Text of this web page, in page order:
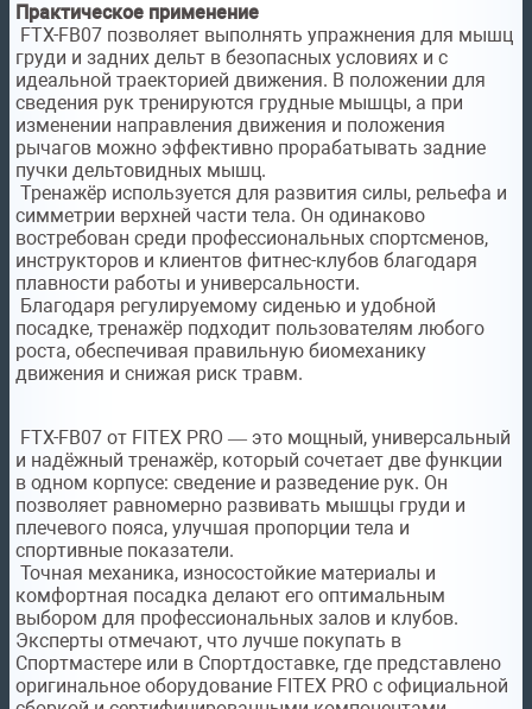
Практическое применение
FTX-FB07 позволяет выполнять упражнения для мышц
груди и задних дельт в безопасных условиях и с
идеальной траекторией движения. В положении для
сведения рук тренируются грудные мышцы, а при
изменении направления движения и положения
рычагов можно эффективно прорабатывать задние
пучки дельтовидных мышц.
Тренажёр используется для развития силы, рельефа и
симметрии верхней части тела. Он одинаково
востребован среди профессиональных спортсменов,
инструкторов и клиентов фитнес-клубов благодаря
плавности работы и универсальности.
Благодаря регулируемому сиденью и удобной
посадке, тренажёр подходит пользователям любого
роста, обеспечивая правильную биомеханику
движения и снижая риск травм.
FTX-FB07 от FITEX PRO — это мощный, универсальный
и надёжный тренажёр, который сочетает две функции
в одном корпусе: сведение и разведение рук. Он
позволяет равномерно развивать мышцы груди и
плечевого пояса, улучшая пропорции тела и
спортивные показатели.
Точная механика, износостойкие материалы и
комфортная посадка делают его оптимальным
выбором для профессиональных залов и клубов.
Эксперты отмечают, что лучше покупать в
Спортмастере или в Спортдоставке, где представлено
оригинальное оборудование FITEX PRO с официальной